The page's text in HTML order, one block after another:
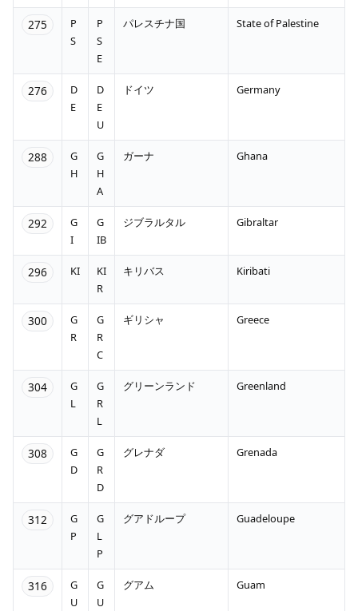
275
P
S
P
S
E
パレスチナ国 State of Palestine
276
D
E
D
E
U
ドイツ Germany
288
G
H
G
H
A
ガーナ Ghana
292
G
I
G
IB
ジブラルタル Gibraltar
296 KI
KI
R
キリバス Kiribati
300
G
R
G
R
C
ギリシャ Greece
304
G
L
G
R
L
グリーンランド Greenland
308
G
D
G
R
D
グレナダ Grenada
312
G
P
G
L
P
グアドループ Guadeloupe
316
G
U
G
U
グアム Guam